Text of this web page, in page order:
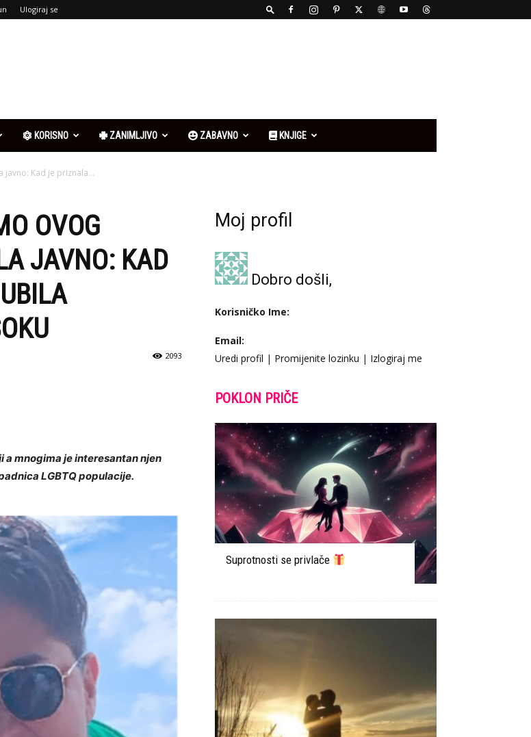
Ulogiraj se
KORISNO ZANIMLJIVO ZABAVNO KNJIGE
Kad je priznala...
OVOG
JAVNO: KAD
2093
mnogima je interesantan njen
LGBTQ populacije.
Moj profil
Dobro došli,
Korisničko Ime:
Email:
Uredi profil | Promijenite lozinku | Izlogiraj me
POKLON PRIČE
Suprotnosti se privlače